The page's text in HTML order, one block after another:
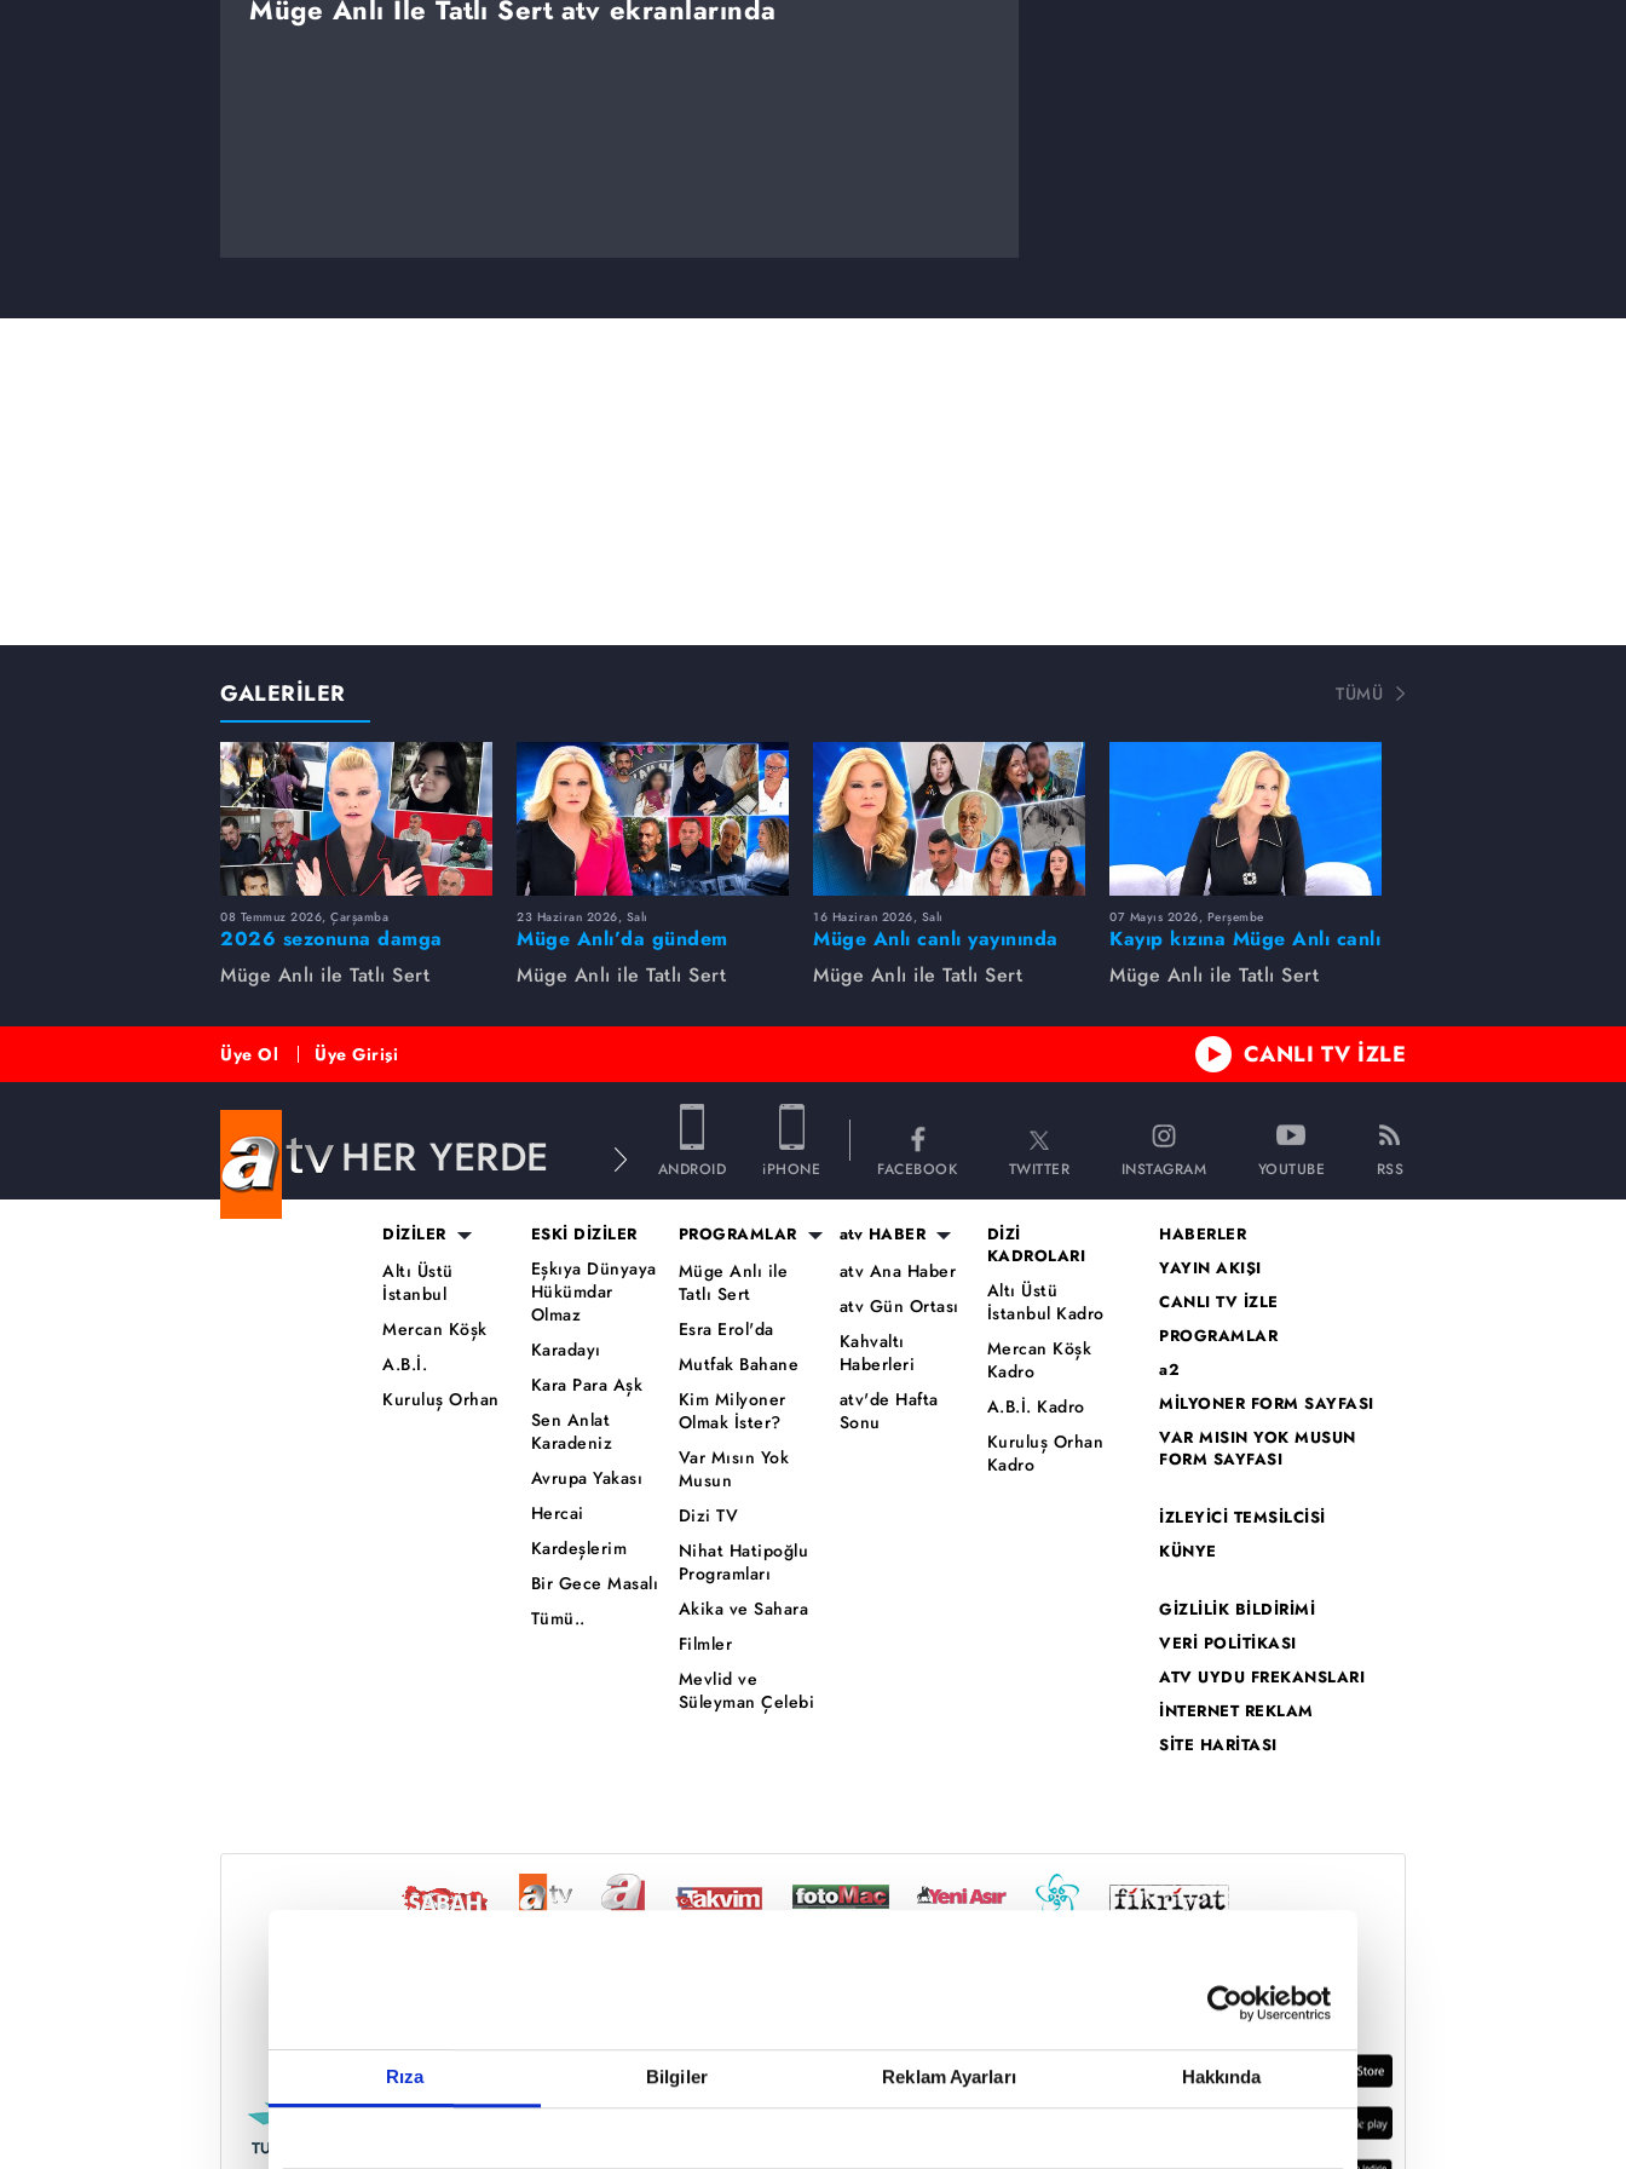
Rıza Bilgiler Reklam Ayarları Hakkında
Reddet
Müge Anlı İle Tatlı Sert atv ekranlarında
GALERİLER TÜMÜ
08 Temmuz 2026, Çarşamba
2026 sezonuna damga
vuran 5 Müge Anlı
dosyası...
Müge Anlı ile Tatlı Sert
23 Haziran 2026, Salı
Müge Anlı’da gündem
sarsıldı! Kayıp dosyaları ve
aile ihanetleri herkesi şoke
Müge Anlı ile Tatlı Sert
16 Haziran 2026, Salı
Müge Anlı canlı yayınında
dikkat çeken gelişmeler
yaşandı. Kayıp,
Müge Anlı ile Tatlı Sert
07 Mayıs 2026, Perşembe
Kayıp kızına Müge Anlı canlı
yayında kavuştu
Müge Anlı ile Tatlı Sert
Üye Ol Üye Girişi CANLI TV İZLE
HER YERDE ANDROID iPHONE FACEBOOK TWITTER INSTAGRAM YOUTUBE RSS
DİZİLER
Altı Üstü
İstanbul
Mercan Köşk
A.B.İ.
Kuruluş Orhan
ESKİ DİZİLER
Eşkıya Dünyaya
Hükümdar
Olmaz
Karadayı
Kara Para Aşk
Sen Anlat
Karadeniz
Avrupa Yakası
Hercai
Kardeşlerim
Bir Gece Masalı
Tümü..
PROGRAMLAR
Müge Anlı ile
Tatlı Sert
Esra Erol'da
Mutfak Bahane
Kim Milyoner
Olmak İster?
Var Mısın Yok
Musun
Dizi TV
Nihat Hatipoğlu
Programları
Akika ve Sahara
Filmler
Mevlid ve
Süleyman Çelebi
atv HABER
atv Ana Haber
atv Gün Ortası
Kahvaltı
Haberleri
atv'de Hafta
Sonu
DİZİ
KADROLARI
Altı Üstü
İstanbul Kadro
Mercan Köşk
Kadro
A.B.İ. Kadro
Kuruluş Orhan
Kadro
HABERLER
YAYIN AKIŞI
CANLI TV İZLE
PROGRAMLAR
a2
MİLYONER FORM SAYFASI
VAR MISIN YOK MUSUN
FORM SAYFASI
İZLEYİCİ TEMSİLCİSİ
KÜNYE
GİZLİLİK BİLDİRİMİ
VERİ POLİTİKASI
ATV UYDU FREKANSLARI
İNTERNET REKLAM
SİTE HARİTASI